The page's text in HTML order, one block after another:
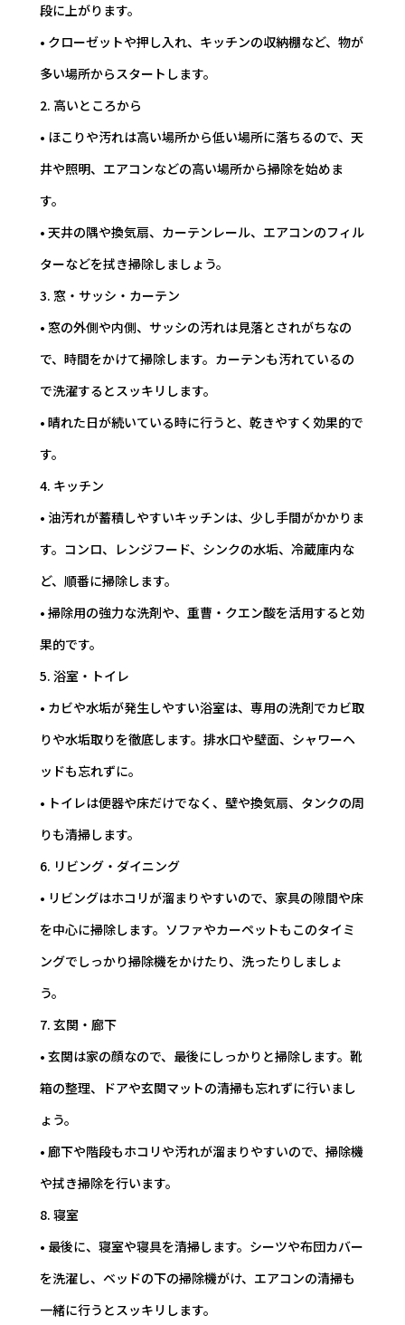
段に上がります。
• クローゼットや押し入れ、キッチンの収納棚など、物が
多い場所からスタートします。
2. 高いところから
• ほこりや汚れは高い場所から低い場所に落ちるので、天
井や照明、エアコンなどの高い場所から掃除を始めま
す。
• 天井の隅や換気扇、カーテンレール、エアコンのフィル
ターなどを拭き掃除しましょう。
3. 窓・サッシ・カーテン
• 窓の外側や内側、サッシの汚れは見落とされがちなの
で、時間をかけて掃除します。カーテンも汚れているの
で洗濯するとスッキリします。
• 晴れた日が続いている時に行うと、乾きやすく効果的で
す。
4. キッチン
• 油汚れが蓄積しやすいキッチンは、少し手間がかかりま
す。コンロ、レンジフード、シンクの水垢、冷蔵庫内な
ど、順番に掃除します。
• 掃除用の強力な洗剤や、重曹・クエン酸を活用すると効
果的です。
5. 浴室・トイレ
• カビや水垢が発生しやすい浴室は、専用の洗剤でカビ取
りや水垢取りを徹底します。排水口や壁面、シャワーヘ
ッドも忘れずに。
• トイレは便器や床だけでなく、壁や換気扇、タンクの周
りも清掃します。
6. リビング・ダイニング
• リビングはホコリが溜まりやすいので、家具の隙間や床
を中心に掃除します。ソファやカーペットもこのタイミ
ングでしっかり掃除機をかけたり、洗ったりしましょ
う。
7. 玄関・廊下
• 玄関は家の顔なので、最後にしっかりと掃除します。靴
箱の整理、ドアや玄関マットの清掃も忘れずに行いまし
ょう。
• 廊下や階段もホコリや汚れが溜まりやすいので、掃除機
や拭き掃除を行います。
8. 寝室
• 最後に、寝室や寝具を清掃します。シーツや布団カバー
を洗濯し、ベッドの下の掃除機がけ、エアコンの清掃も
一緒に行うとスッキリします。